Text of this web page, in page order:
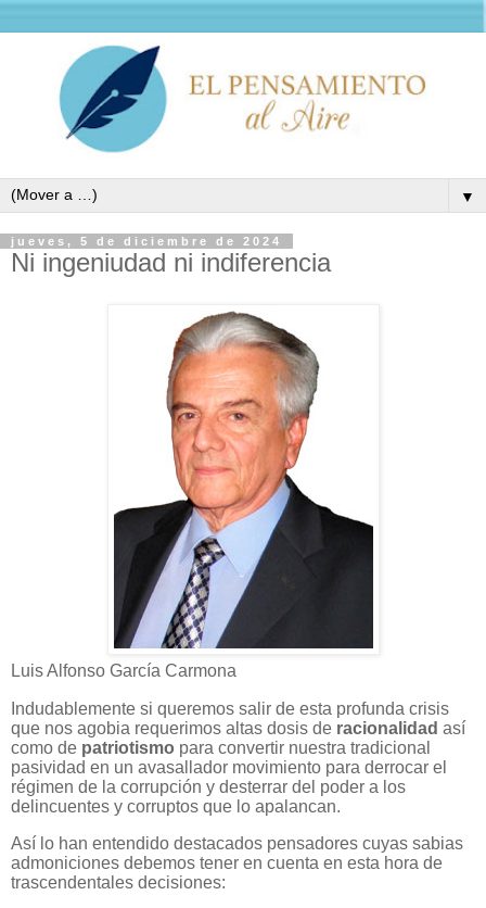
▼
jueves, 5 de diciembre de 2024
Ni ingeniudad ni indiferencia
Luis Alfonso García Carmona
Indudablemente si queremos salir de esta profunda crisis
que nos agobia requerimos altas dosis de racionalidad así
como de patriotismo para convertir nuestra tradicional
pasividad en un avasallador movimiento para derrocar el
régimen de la corrupción y desterrar del poder a los
delincuentes y corruptos que lo apalancan.
Así lo han entendido destacados pensadores cuyas sabias
admoniciones debemos tener en cuenta en esta hora de
trascendentales decisiones: